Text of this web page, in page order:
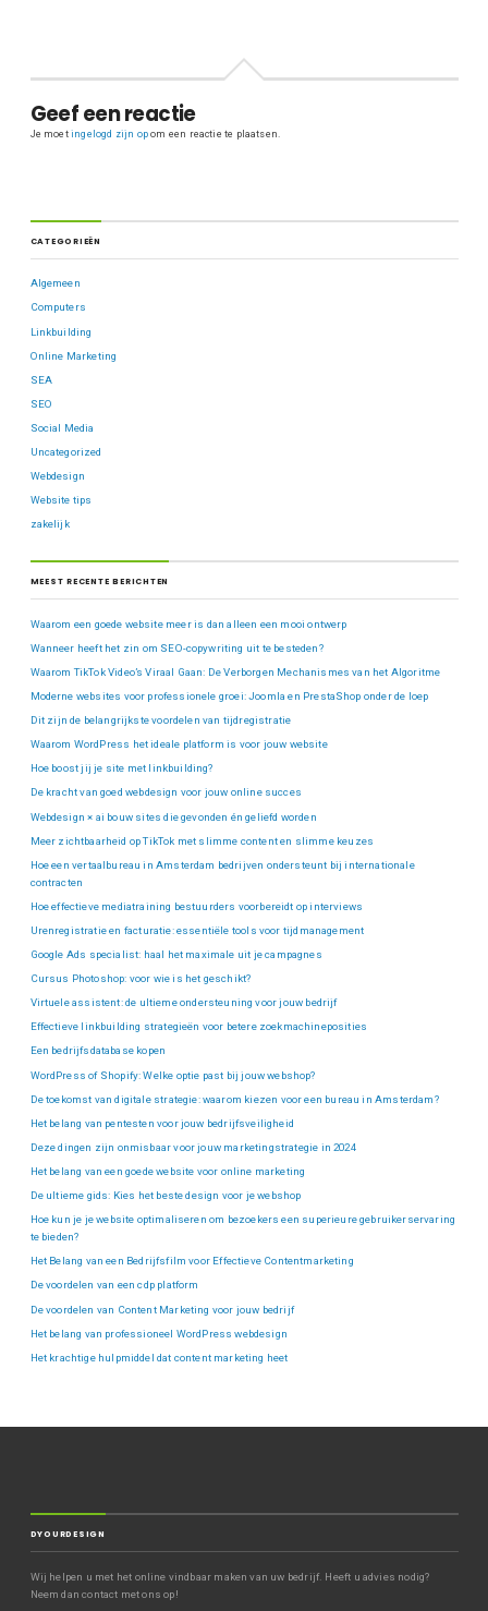
Geef een reactie
Je moetingelogd zijn opom een reactie te plaatsen.
CATEGORIEËN
Algemeen
Computers
Linkbuilding
Online Marketing
SEA
SEO
Social Media
Uncategorized
Webdesign
Website tips
zakelijk
MEEST RECENTE BERICHTEN
Waarom een goede website meer is dan alleen een mooi ontwerp
Wanneer heeft het zin om SEO-copywriting uit te besteden?
Waarom TikTok Video’s Viraal Gaan: De Verborgen Mechanismes van het Algoritme
Moderne websites voor professionele groei: Joomla en PrestaShop onder de loep
Dit zijn de belangrijkste voordelen van tijdregistratie
Waarom WordPress het ideale platform is voor jouw website
Hoe boost jij je site met linkbuilding?
De kracht van goed webdesign voor jouw online succes
Webdesign × ai bouw sites die gevonden én geliefd worden
Meer zichtbaarheid op TikTok met slimme content en slimme keuzes
Hoe een vertaalbureau in Amsterdam bedrijven ondersteunt bij internationale
contracten
Hoe effectieve mediatraining bestuurders voorbereidt op interviews
Urenregistratie en facturatie: essentiële tools voor tijdmanagement
Google Ads specialist: haal het maximale uit je campagnes
Cursus Photoshop: voor wie is het geschikt?
Virtuele assistent: de ultieme ondersteuning voor jouw bedrijf
Effectieve linkbuilding strategieën voor betere zoekmachineposities
Een bedrijfsdatabase kopen
WordPress of Shopify: Welke optie past bij jouw webshop?
De toekomst van digitale strategie: waarom kiezen voor een bureau in Amsterdam?
Het belang van pentesten voor jouw bedrijfsveiligheid
Deze dingen zijn onmisbaar voor jouw marketingstrategie in 2024
Het belang van een goede website voor online marketing
De ultieme gids: Kies het beste design voor je webshop
Hoe kun je je website optimaliseren om bezoekers een superieure gebruikerservaring
te bieden?
Het Belang van een Bedrijfsfilm voor Effectieve Contentmarketing
De voordelen van een cdp platform
De voordelen van Content Marketing voor jouw bedrijf
Het belang van professioneel WordPress webdesign
Het krachtige hulpmiddel dat content marketing heet
DYOURDESIGN
Wij helpen u met het online vindbaar maken van uw bedrijf. Heeft u advies nodig?
Neem dan contact met ons op!